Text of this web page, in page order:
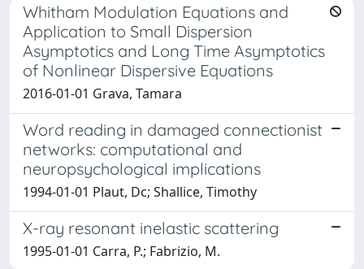
Whitham Modulation Equations and
Application to Small Dispersion
Asymptotics and Long Time Asymptotics
of Nonlinear Dispersive Equations
2016-01-01 Grava, Tamara
Word reading in damaged connectionist
networks: computational and
neuropsychological implications
1994-01-01 Plaut, Dc; Shallice, Timothy
X-ray resonant inelastic scattering
1995-01-01 Carra, P.; Fabrizio, M.